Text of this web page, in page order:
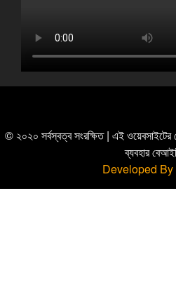
© ২০২০ সর্বস্বত্ব সংরক্ষিত | এই
ব্যবহার
Developed By